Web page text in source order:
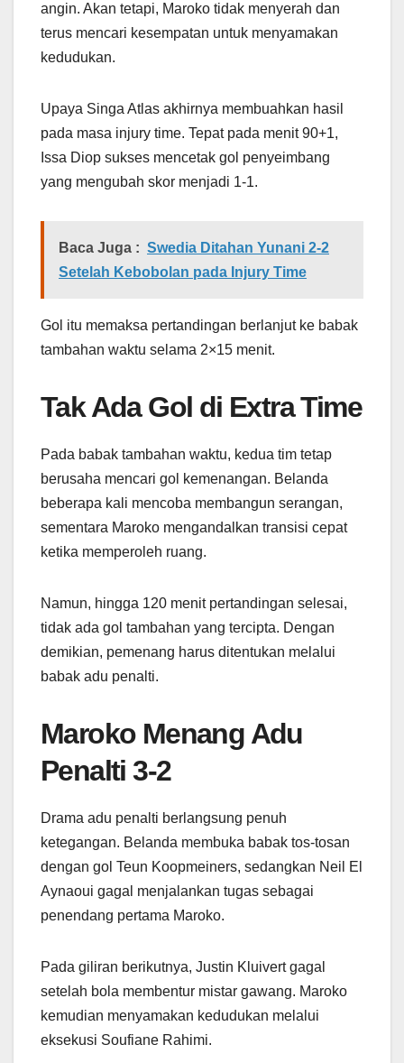
angin. Akan tetapi, Maroko tidak menyerah dan
terus mencari kesempatan untuk menyamakan
kedudukan.
Upaya Singa Atlas akhirnya membuahkan hasil
pada masa injury time. Tepat pada menit 90+1,
Issa Diop sukses mencetak gol penyeimbang
yang mengubah skor menjadi 1-1.
Baca Juga : Swedia Ditahan Yunani 2-2
Setelah Kebobolan pada Injury Time
Gol itu memaksa pertandingan berlanjut ke babak
tambahan waktu selama 2×15 menit.
Tak Ada Gol di Extra Time
Pada babak tambahan waktu, kedua tim tetap
berusaha mencari gol kemenangan. Belanda
beberapa kali mencoba membangun serangan,
sementara Maroko mengandalkan transisi cepat
ketika memperoleh ruang.
Namun, hingga 120 menit pertandingan selesai,
tidak ada gol tambahan yang tercipta. Dengan
demikian, pemenang harus ditentukan melalui
babak adu penalti.
Maroko Menang Adu
Penalti 3-2
Drama adu penalti berlangsung penuh
ketegangan. Belanda membuka babak tos-tosan
dengan gol Teun Koopmeiners, sedangkan Neil El
Aynaoui gagal menjalankan tugas sebagai
penendang pertama Maroko.
Pada giliran berikutnya, Justin Kluivert gagal
setelah bola membentur mistar gawang. Maroko
kemudian menyamakan kedudukan melalui
eksekusi Soufiane Rahimi.